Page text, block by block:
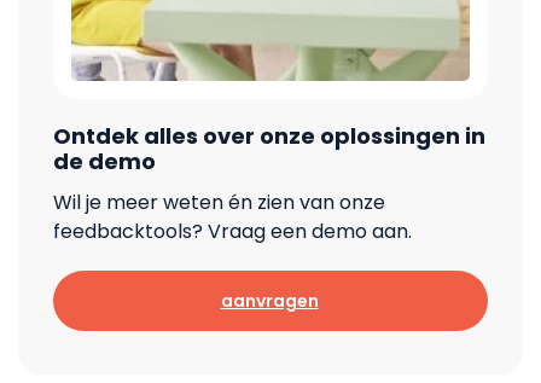
Ontdek alles over onze oplossingen in
de demo
Wil je meer weten én zien van onze
feedbacktools? Vraag een demo aan.
aanvragen